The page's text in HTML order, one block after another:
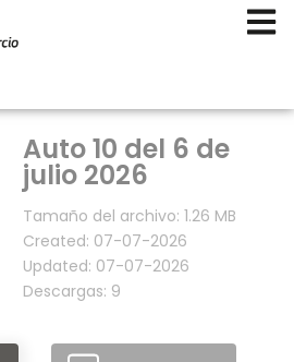
Auto 10 del 6 de
julio 2026
Tamaño del archivo: 1.26 MB
Created: 07-07-2026
Updated: 07-07-2026
Descargas: 9